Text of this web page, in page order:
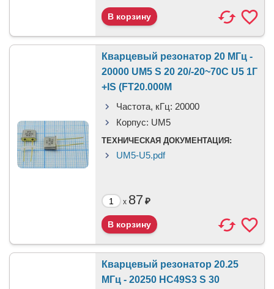
Кварцевый резонатор 20 МГц -
20000 UM5 S 20 20/-20~70C U5 1Г
+IS (FT20.000M
Частота, кГц: 20000
Корпус: UM5
ТЕХНИЧЕСКАЯ ДОКУМЕНТАЦИЯ:
UM5-U5.pdf
x 87₽
Кварцевый резонатор 20.25
МГц - 20250 HC49S3 S 30